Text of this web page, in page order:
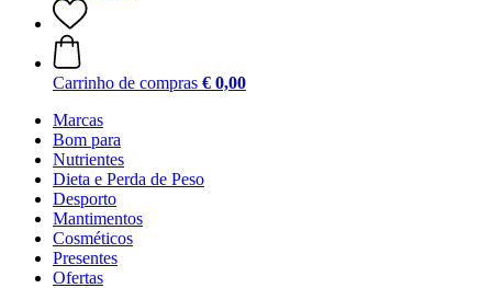
Carrinho de compras € 0,00
Marcas
Bom para
Nutrientes
Dieta e Perda de Peso
Desporto
Mantimentos
Cosméticos
Presentes
Ofertas